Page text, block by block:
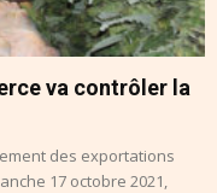
va contrôler la
des exportations
17 octobre 2021,